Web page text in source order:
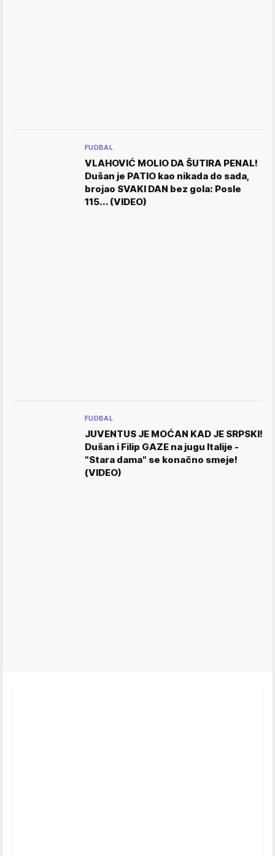
FUDBAL
VLAHOVIĆ MOLIO DA ŠUTIRA PENAL!
Dušan je PATIO kao nikada do sada,
brojao SVAKI DAN bez gola: Posle
115... (VIDEO)
FUDBAL
JUVENTUS JE MOĆAN KAD JE SRPSKI!
Dušan i Filip GAZE na jugu Italije -
"Stara dama" se konačno smeje!
(VIDEO)